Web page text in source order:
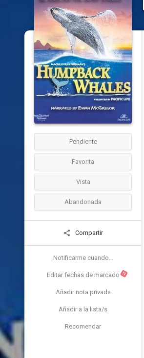
Pendiente
Favorita
Vista
Abandonada
Compartir
Notificarme cuando...
Editar fechas de marcado N
Añadir nota privada
Añadir a la lista/s
Recomendar